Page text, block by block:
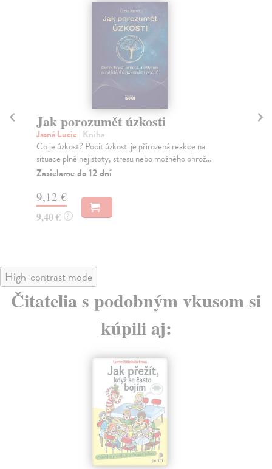
Jak porozumět úzkosti
Jasná Lucie | Kniha
Co je úzkost? Pocit úzkosti je přirozená reakce na
situace plné nejistoty, stresu nebo možného ohrož...
Zasielame do 12 dní
9,12 €
9,40 € ?
High-contrast mode
Čitatelia s podobným vkusom si
kúpili aj: